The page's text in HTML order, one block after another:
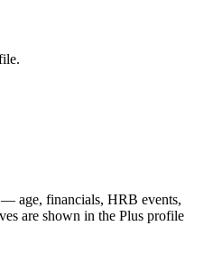
age, financials, HRB events,
are shown in the Plus profile